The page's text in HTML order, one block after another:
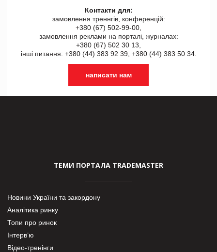
Контакти для:
замовлення треннгів, конференцій:
+380 (67) 502-99-00,
замовлення реклами на порталі, журналах:
+380 (67) 502 30 13,
інші питання: +380 (44) 383 92 39, +380 (44) 383 50 34.
написати нам
ТЕМИ ПОРТАЛА TRADEMASTER
Новини України та закордону
Аналітика ринку
Топи про ринок
Інтерв’ю
Відео-тренінги